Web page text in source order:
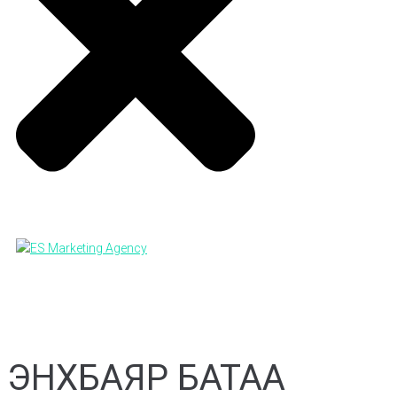
ЭНХБАЯР БАТАА